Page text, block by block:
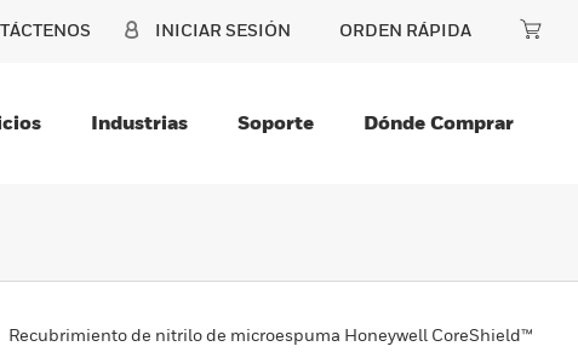
INICIAR SESIÓN ORDEN RÁPIDA
Industrias Soporte Dónde Comprar
Recubrimiento de nitrilo de microespuma Honeywell CoreShield™